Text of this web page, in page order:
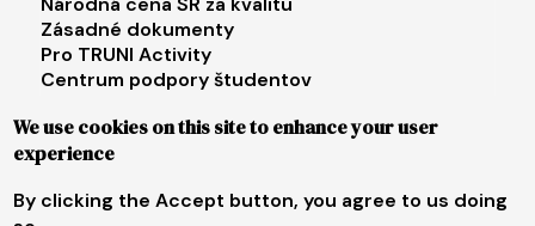
Footer menu 3
Zásadné dokumenty
Pro TRUNI Activity
Centrum podpory študentov
Footer menu 4
E-shop
Instagram
We use cookies on this site to enhance your user
experience
By clicking the Accept button, you agree to us doing